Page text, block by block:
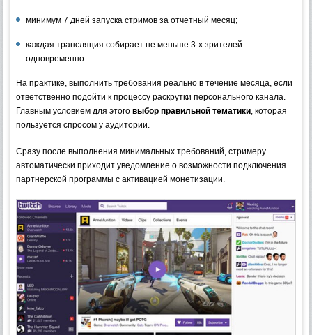
минимум 7 дней запуска стримов за отчетный месяц;
каждая трансляция собирает не меньше 3-х зрителей
одновременно.
На практике, выполнить требования реально в течение месяца, если
ответственно подойти к процессу раскрутки персонального канала.
Главным условием для этого выбор правильной тематики, которая
пользуется спросом у аудитории.
Сразу после выполнения минимальных требований, стримеру
автоматически приходит уведомление о возможности подключения
партнерской программы с активацией монетизации.